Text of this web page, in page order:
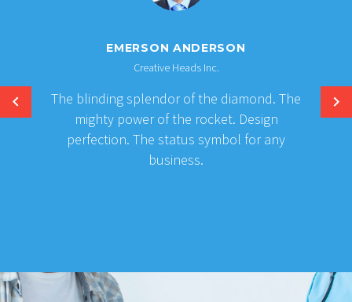
EMERSON ANDERSON
Creative Heads Inc.
The blinding splendor of the diamond. The
mighty power of the rocket. Design
perfection. The status symbol for any
business.